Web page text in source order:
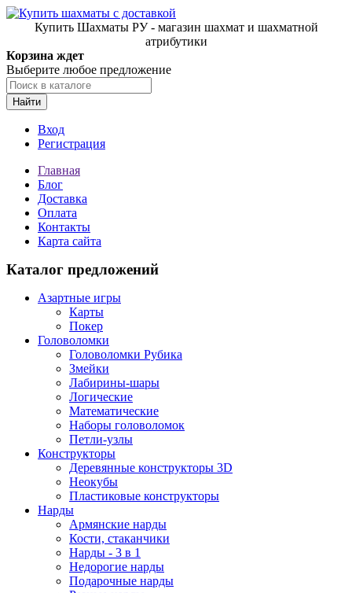
Купить Шахматы РУ - магазин шахмат и шахматной
атрибутики
Корзина ждет
Выберите любое предложение
Найти
Вход
Регистрация
Главная
Блог
Доставка
Оплата
Контакты
Карта сайта
Каталог предложений
Азартные игры
Карты
Покер
Головоломки
Головоломки Рубика
Змейки
Лабирины-шары
Логические
Математические
Наборы головоломок
Петли-узлы
Конструкторы
Деревянные конструкторы 3D
Неокубы
Пластиковые конструкторы
Нарды
Армянские нарды
Кости, стаканчики
Нарды - 3 в 1
Недорогие нарды
Подарочные нарды